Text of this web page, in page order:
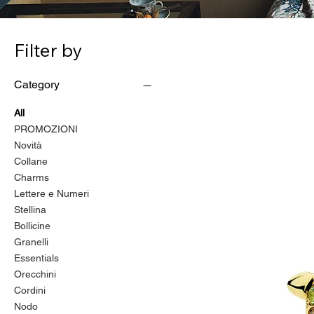
Filter by
Category
All
PROMOZIONI
Novità
Collane
Charms
Lettere e Numeri
Stellina
Bollicine
Granelli
Essentials
Orecchini
Cordini
Nodo